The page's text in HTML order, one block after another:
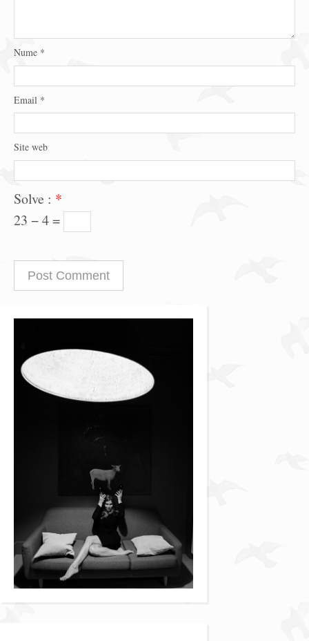
Nume *
Email *
Site web
Solve : *
23 − 4 =